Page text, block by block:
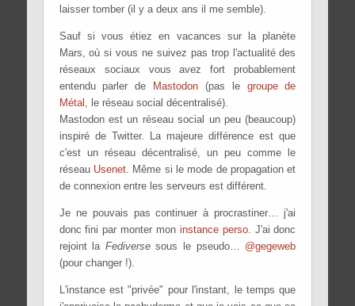
laisser tomber (il y a deux ans il me semble).
Sauf si vous étiez en vacances sur la planète
Mars, où si vous ne suivez pas trop l'actualité des
réseaux sociaux vous avez fort probablement
entendu parler de
Mastodon (pas le groupe de
Métal
, le réseau social décentralisé).
Mastodon est un réseau social un peu (beaucoup)
inspiré de Twitter. La majeure différence est que
c'est un réseau décentralisé, un peu comme le
réseau Usenet. Même si le mode de propagation et
de connexion entre les serveurs est différent.
Je ne pouvais pas continuer à procrastiner… j'ai
donc fini par monter mon instance perso. J'ai donc
rejoint la Fediversesous le pseudo… @gegeweb
(pour changer !).
L'instance est "privée" pour l'instant, le temps que